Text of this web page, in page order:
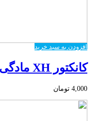
افزودن به سبد خرید
کانکتور XH مادگی 2 پین سیم دار
4,000 تومان